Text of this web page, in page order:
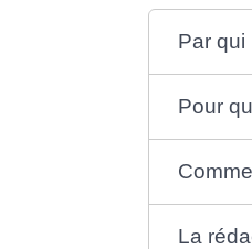
Par qui
Pour
La